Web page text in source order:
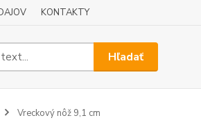
KONTAKTY
Hľadať
Vreckový nôž 9,1 cm